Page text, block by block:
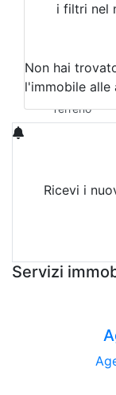
Magazzini
Qualsiasi
Terreno
Terreno
i filtri nel
Non hai
l'immobile alle
Ricevi i
Servizi